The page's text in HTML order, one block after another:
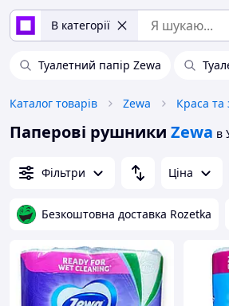
В категорії
Туалетний папір Zewa
Каталог товарів Zewa Краса та
Паперові рушники Zewa в
Фільтри Ціна
Безкоштовна доставка Rozetka